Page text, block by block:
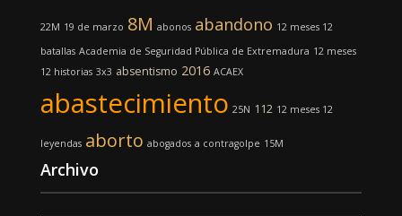
22M 19 de marzo 8M abonos abandono 12 meses 12
batallas Academia de Seguridad Pública de Extremadura 12 meses
12 historias 3x3 absentismo 2016 ACAEX
abastecimiento 25N 112 12 meses 12
leyendas aborto abogados a contragolpe 15M
Archivo